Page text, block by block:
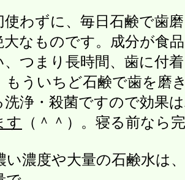
使わずに、毎日石鹸で歯
大なものです。成分が食
、つまり長時間、歯に付
もういちど石鹸で歯を磨
洗浄・殺菌ですので効果
す （＾＾）。寝る前なら
い濃度や大量の石鹸水は